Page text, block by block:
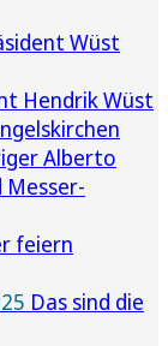
Wüst
Hendrik Wüst
Alberto
Messer-
feiern
Das sind die